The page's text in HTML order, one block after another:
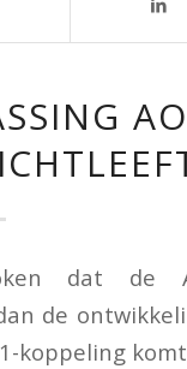
dat de
de
koppeling